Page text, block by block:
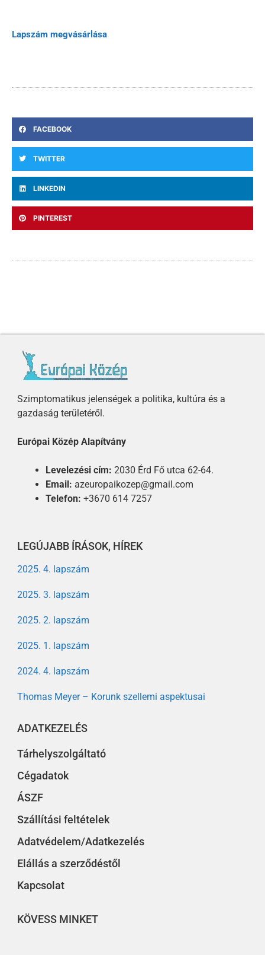
Lapszám megvásárlása
FACEBOOK
TWITTER
LINKEDIN
PINTEREST
Szimptomatikus jelenségek a politika, kultúra és a
gazdaság területéről.
Európai Közép Alapítvány
Levelezési cím: 2030 Érd Fő utca 62-64.
Email: azeuropaikozep@gmail.com
Telefon: +3670 614 7257
LEGÚJABB ÍRÁSOK, HÍREK
2025. 4. lapszám
2025. 3. lapszám
2025. 2. lapszám
2025. 1. lapszám
2024. 4. lapszám
Thomas Meyer – Korunk szellemi aspektusai
ADATKEZELÉS
Tárhelyszolgáltató
Cégadatok
ÁSZF
Szállítási feltételek
Adatvédelem/Adatkezelés
Elállás a szerződéstől
Kapcsolat
KÖVESS MINKET